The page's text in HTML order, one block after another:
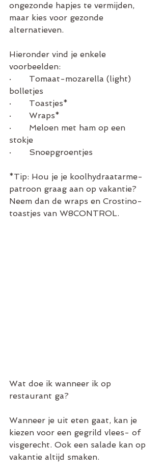
ongezonde hapjes te vermijden,
maar kies voor gezonde
alternatieven.
Hieronder vind je enkele
voorbeelden:
·       Tomaat-mozarella (light)
bolletjes
·       Toastjes*
·       Wraps*
·       Meloen met ham op een
stokje
·       Snoepgroentjes
*Tip: Hou je je koolhydraatarme-
patroon graag aan op vakantie?
Neem dan de wraps en Crostino-
toastjes van W8CONTROL.
Wat doe ik wanneer ik op
restaurant ga?
Wanneer je uit eten gaat, kan je
kiezen voor een gegrild vlees- of
visgerecht. Ook een salade kan op
vakantie altijd smaken.